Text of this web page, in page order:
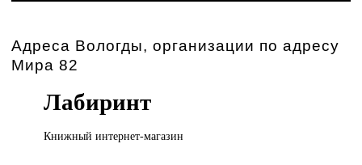
Адреса Вологды, организации по адресу
Мира 82
Лабиринт
Книжный интернет-магазин